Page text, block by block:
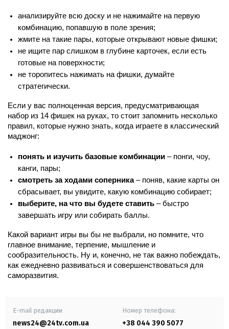
анализируйте всю доску и не нажимайте на первую
комбинацию, попавшую в поле зрения;
жмите на такие пары, которые открывают новые фишки;
не ищите пар слишком в глубине карточек, если есть
готовые на поверхности;
не торопитесь нажимать на фишки, думайте
стратегически.
Если у вас полноценная версия, предусматривающая
набор из 14 фишек на руках, то стоит запомнить несколько
правил, которые нужно знать, когда играете в классический
маджонг:
понять и изучить базовые комбинации – понги, чоу,
канги, пары;
смотреть за ходами соперника – поняв, какие карты он
сбрасывает, вы увидите, какую комбинацию собирает;
выберите, на что вы будете ставить – быстро
завершать игру или собирать баллы.
Какой вариант игры вы бы не выбрали, но помните, что
главное внимание, терпение, мышление и
сообразительность. Ну и, конечно, не так важно побеждать,
как ежедневно развиваться и совершенствоваться для
саморазвития.
E-mail редакции
news24@24tv.com.ua
Номер телефона:
+38 044 390 5077